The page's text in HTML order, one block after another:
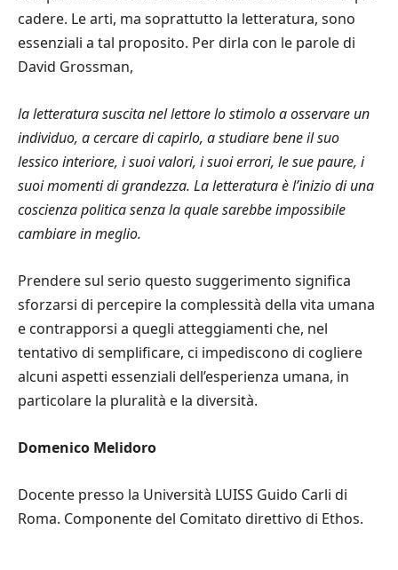
cadere. Le arti, ma soprattutto la letteratura, sono
essenziali a tal proposito. Per dirla con le parole di
David Grossman,
la letteratura suscita nel lettore lo stimolo a osservare un
individuo, a cercare di capirlo, a studiare bene il suo
lessico interiore, i suoi valori, i suoi errori, le sue paure, i
suoi momenti di grandezza. La letteratura è l’inizio di una
coscienza politica senza la quale sarebbe impossibile
cambiare in meglio.
Prendere sul serio questo suggerimento significa
sforzarsi di percepire la complessità della vita umana
e contrapporsi a quegli atteggiamenti che, nel
tentativo di semplificare, ci impediscono di cogliere
alcuni aspetti essenziali dell’esperienza umana, in
particolare la pluralità e la diversità.
Domenico Melidoro
Docente presso la Università LUISS Guido Carli di
Roma. Componente del Comitato direttivo di Ethos.